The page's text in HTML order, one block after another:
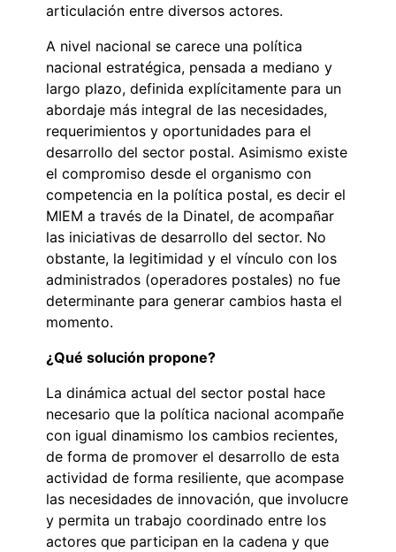
articulación entre diversos actores.
A nivel nacional se carece una política
nacional estratégica, pensada a mediano y
largo plazo, definida explícitamente para un
abordaje más integral de las necesidades,
requerimientos y oportunidades para el
desarrollo del sector postal. Asimismo existe
el compromiso desde el organismo con
competencia en la política postal, es decir el
MIEM a través de la Dinatel, de acompañar
las iniciativas de desarrollo del sector. No
obstante, la legitimidad y el vínculo con los
administrados (operadores postales) no fue
determinante para generar cambios hasta el
momento.
¿Qué solución propone?
La dinámica actual del sector postal hace
necesario que la política nacional acompañe
con igual dinamismo los cambios recientes,
de forma de promover el desarrollo de esta
actividad de forma resiliente, que acompase
las necesidades de innovación, que involucre
y permita un trabajo coordinado entre los
actores que participan en la cadena y que